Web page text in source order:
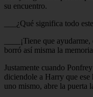
su encuentro.
___¿Qué significa todo
____¡Tiene que
borró así misma la
Justamente cuando
diciendole a Harry que ese
uno mismo, abre la puerta